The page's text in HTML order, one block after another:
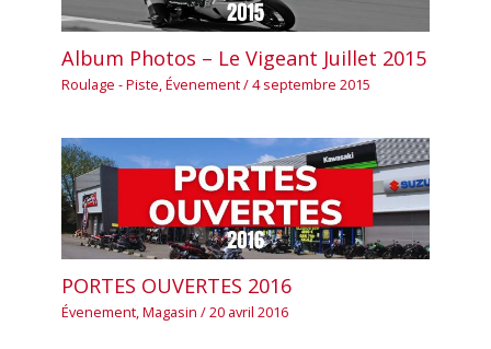
Album Photos – Le Vigeant Juillet 2015
Roulage - Piste,Évenement/4 septembre 2015
PORTES OUVERTES 2016
Évenement,Magasin /20 avril 2016